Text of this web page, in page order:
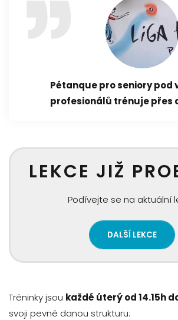
Pétanque pro seniory pod
profesionálů trénuje přes
LEKCE JIŽ
Podívejte se na aktuální
DALŠÍ LEKCE
Tréninky jsou každé úterý od 14.15h
svoji pevně danou strukturu: